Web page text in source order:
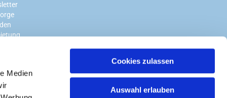
Medien
Cookies zulassen
Auswahl erlauben